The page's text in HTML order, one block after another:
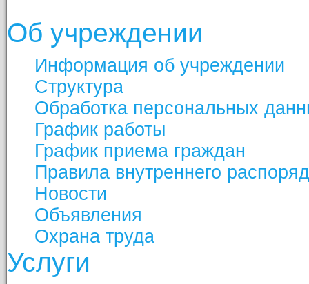
Об учреждении
Информация об учреждении
Структура
Обработка персональных
График работы
График приема граждан
Правила внутреннего
Новости
Объявления
Охрана труда
Услуги